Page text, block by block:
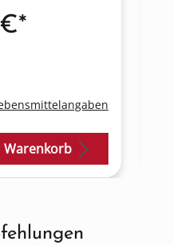
Warenkorb